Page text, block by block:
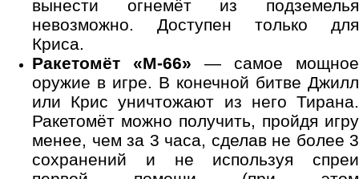
вынести огнемёт из подземелья
невозможно. Доступен только для
Криса.
Ракетомёт «M-66» — самое мощное
оружие в игре. В конечной битве Джилл
или Крис уничтожают из него Тирана.
Ракетомёт можно получить, пройдя игру
менее, чем за 3 часа, сделав не более 3
сохранений и не используя спреи